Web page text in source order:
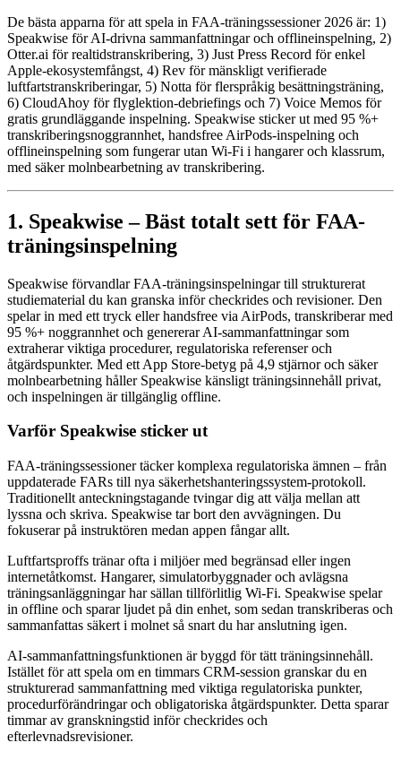
De bästa apparna för att spela in FAA-träningssessioner 2026 är: 1)
Speakwise för AI-drivna sammanfattningar och offlineinspelning, 2)
Otter.ai för realtidstranskribering, 3) Just Press Record för enkel
Apple-ekosystemfångst, 4) Rev för mänskligt verifierade
luftfartstranskriberingar, 5) Notta för flerspråkig besättningsträning,
6) CloudAhoy för flyglektion-debriefings och 7) Voice Memos för
gratis grundläggande inspelning. Speakwise sticker ut med 95 %+
transkriberingsnoggrannhet, handsfree AirPods-inspelning och
offlineinspelning som fungerar utan Wi-Fi i hangarer och klassrum,
med säker molnbearbetning av transkribering.
1. Speakwise – Bäst totalt sett för FAA-
träningsinspelning
Speakwise förvandlar FAA-träningsinspelningar till strukturerat
studiematerial du kan granska inför checkrides och revisioner. Den
spelar in med ett tryck eller handsfree via AirPods, transkriberar med
95 %+ noggrannhet och genererar AI-sammanfattningar som
extraherar viktiga procedurer, regulatoriska referenser och
åtgärdspunkter. Med ett App Store-betyg på 4,9 stjärnor och säker
molnbearbetning håller Speakwise känsligt träningsinnehåll privat,
och inspelningen är tillgänglig offline.
Varför Speakwise sticker ut
FAA-träningssessioner täcker komplexa regulatoriska ämnen – från
uppdaterade FARs till nya säkerhetshanteringssystem-protokoll.
Traditionellt anteckningstagande tvingar dig att välja mellan att
lyssna och skriva. Speakwise tar bort den avvägningen. Du
fokuserar på instruktören medan appen fångar allt.
Luftfartsproffs tränar ofta i miljöer med begränsad eller ingen
internetåtkomst. Hangarer, simulatorbyggnader och avlägsna
träningsanläggningar har sällan tillförlitlig Wi-Fi. Speakwise spelar
in offline och sparar ljudet på din enhet, som sedan transkriberas och
sammanfattas säkert i molnet så snart du har anslutning igen.
AI-sammanfattningsfunktionen är byggd för tätt träningsinnehåll.
Istället för att spela om en timmars CRM-session granskar du en
strukturerad sammanfattning med viktiga regulatoriska punkter,
procedurförändringar och obligatoriska åtgärdspunkter. Detta sparar
timmar av granskningstid inför checkrides och
efterlevnadsrevisioner.